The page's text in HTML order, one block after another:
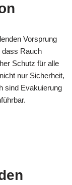
Vorsprung
dass Rauch
Schutz für alle
nur Sicherheit,
sind Evakuierung